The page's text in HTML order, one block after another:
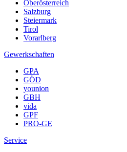
Oberösterreich
Salzburg
Steiermark
Tirol
Vorarlberg
Gewerkschaften
GPA
GÖD
younion
GBH
vida
GPF
PRO-GE
Service